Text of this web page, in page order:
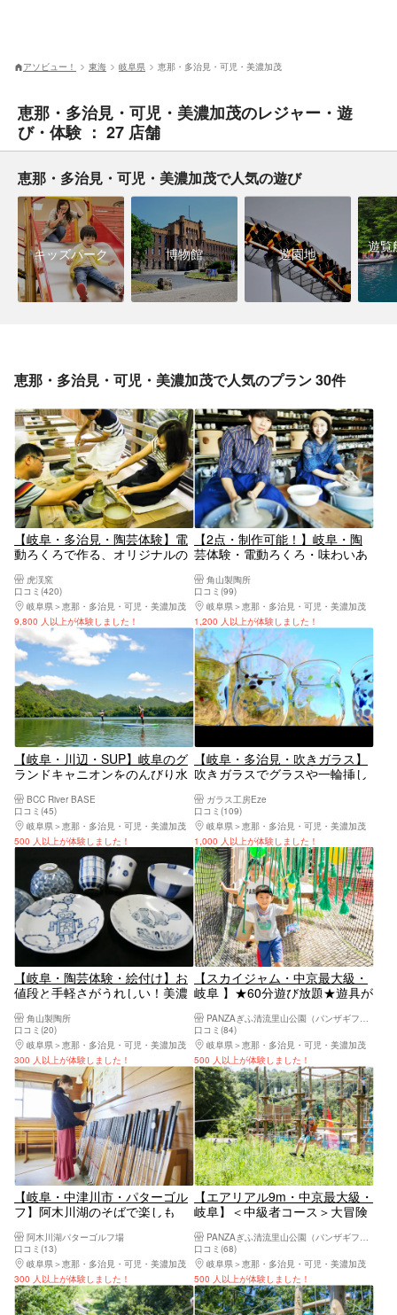
アソビュー！ 東海 岐阜県 恵那・多治見・可児・美濃加茂
恵那・多治見・可児・美濃加茂のレジャー・遊
び・体験 ： 27 店舗
恵那・多治見・可児・美濃加茂で人気の遊び
キッズパーク 博物館 遊園地 遊覧
恵那・多治見・可児・美濃加茂で人気のプラン 30件
【岐阜・多治見・陶芸体験】電
動ろくろで作る、オリジナルの
本文化を感じよう
虎渓窯
口コミ(420)
岐阜県
恵那・多治見・可児・美濃加茂
9,800 人以上が体験しました！
【2点・制作可能！】岐阜・陶
芸体験・電動ろくろ・味わいあ
品をつくろう！
角山製陶所
口コミ(99)
岐阜県
恵那・多治見・可児・美濃加茂
1,200 人以上が体験しました！
【岐阜・川辺・SUP】岐阜のグ
ランドキャニオンをのんびり水
（2時間）
BCC River BASE
口コミ(45)
岐阜県
恵那・多治見・可児・美濃加茂
500 人以上が体験しました！
【岐阜・多治見・吹きガラス】
吹きガラスでグラスや一輪挿し
い出づくりにも！（多治見ICか
ら車で10分）
ガラス工房Eze
口コミ(109)
岐阜県
恵那・多治見・可児・美濃加茂
1,000 人以上が体験しました！
【岐阜・陶芸体験・絵付け】お
値段と手軽さがうれしい！美濃
角山製陶所
口コミ(20)
岐阜県
恵那・多治見・可児・美濃加茂
300 人以上が体験しました！
【スカイジャム・中京最大級・
岐阜 】★60分遊び放題★遊具が
楽しもう♪
PANZAぎふ清流里山公園（パンザギフセリュウサトヤマコウエン）
口コミ(84)
岐阜県
恵那・多治見・可児・美濃加茂
500 人以上が体験しました！
【岐阜・中津川市・パターゴル
フ】阿木川湖のそばで楽しも
阿木川湖パターゴルフ場
口コミ(13)
岐阜県
恵那・多治見・可児・美濃加茂
300 人以上が体験しました！
【エアリアル9m・中京最大級・
岐阜】＜中級者コース＞大冒険
点なアクティビティコース！ PANZAぎふ清流里山公園（パンザギフセリュウサトヤマコウエン）
口コミ(68)
岐阜県
恵那・多治見・可児・美濃加茂
500 人以上が体験しました！